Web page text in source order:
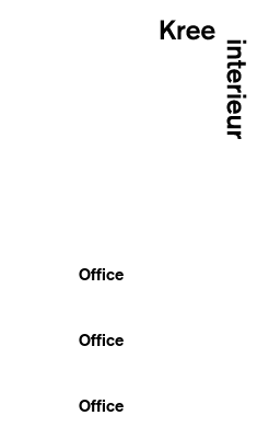
Office
Office
Office